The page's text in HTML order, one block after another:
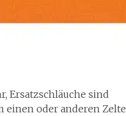
Ersatzschläuche sind
einen oder anderen Zelte